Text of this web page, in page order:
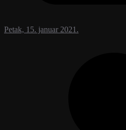
Petak, 15. januar 2021.